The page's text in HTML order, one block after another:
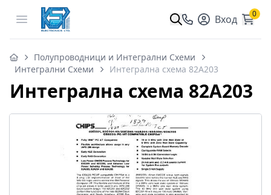
Open menu Вход 0
Полупроводници и Интегрални Схеми
Интегрални Схеми
Интегрална схема 82A203
Интегрална схема 82A203